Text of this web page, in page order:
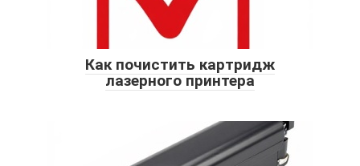
Как почистить картридж
лазерного принтера